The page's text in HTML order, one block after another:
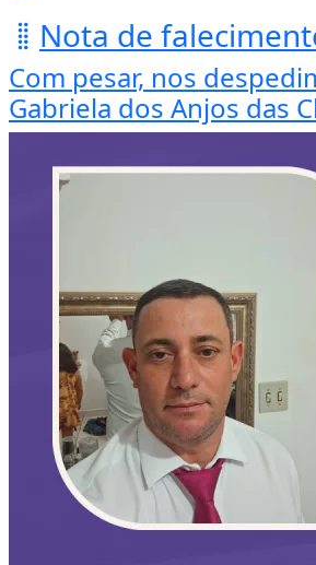
Nota de
Com pesar, nos
Gabriela dos Anjos das